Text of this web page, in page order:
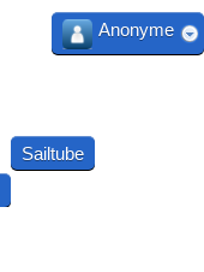
Sailtube
Anonyme